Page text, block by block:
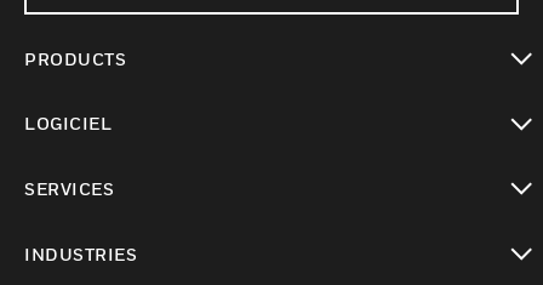
PRODUCTS
LOGICIEL
SERVICES
INDUSTRIES